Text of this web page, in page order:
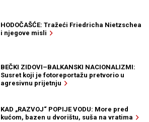
HODOČAŠĆE: Tražeći Friedricha Nietzschea
i njegove misli
BEČKI ZIDOVI–BALKANSKI NACIONALIZMI:
Susret koji je fotoreportažu pretvorio u
agresivnu prijetnju
KAD „RAZVOJ“ POPIJE VODU: More pred
kućom, bazen u dvorištu, suša na vratima